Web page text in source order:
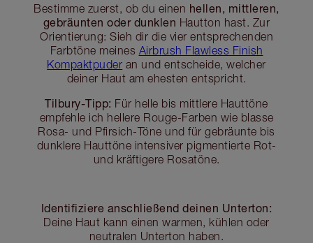
Bestimme zuerst, ob du einen hellen, mittleren,
gebräunten oder dunklen Hautton hast. Zur
Orientierung: Sieh dir die vier entsprechenden
Farbtöne meines Airbrush Flawless Finish
Kompaktpuder an und entscheide, welcher
deiner Haut am ehesten entspricht.
Tilbury-Tipp: Für helle bis mittlere Hauttöne
empfehle ich hellere Rouge-Farben wie blasse
Rosa- und Pfirsich-Töne und für gebräunte bis
dunklere Hauttöne intensiver pigmentierte Rot-
und kräftigere Rosatöne.
Identifiziere anschließend deinen Unterton:
Deine Haut kann einen warmen, kühlen oder
neutralen Unterton haben.